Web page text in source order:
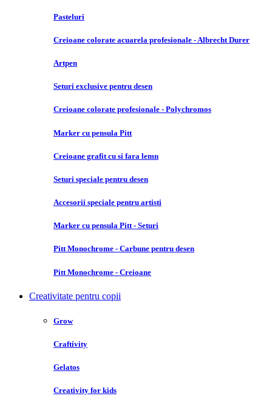
Pasteluri
Creioane colorate acuarela profesionale - Albrecht Durer
Artpen
Seturi exclusive pentru desen
Creioane colorate profesionale - Polychromos
Marker cu pensula Pitt
Creioane grafit cu si fara lemn
Seturi speciale pentru desen
Accesorii speciale pentru artisti
Marker cu pensula Pitt - Seturi
Pitt Monochrome - Carbune pentru desen
Pitt Monochrome - Creioane
Creativitate pentru copii
Grow
Craftivity
Gelatos
Creativity for kids